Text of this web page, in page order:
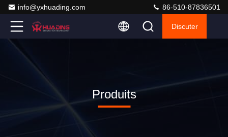
info@yxhuading.com 86-510-87836501
Discuter
Produits